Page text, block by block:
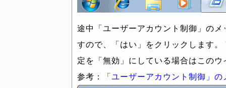
途中「ユーザーアカウント制御」の
すので、「はい」をクリックします
定を「無効」にしている場合はこの
参考：
「ユーザーアカウント制御」